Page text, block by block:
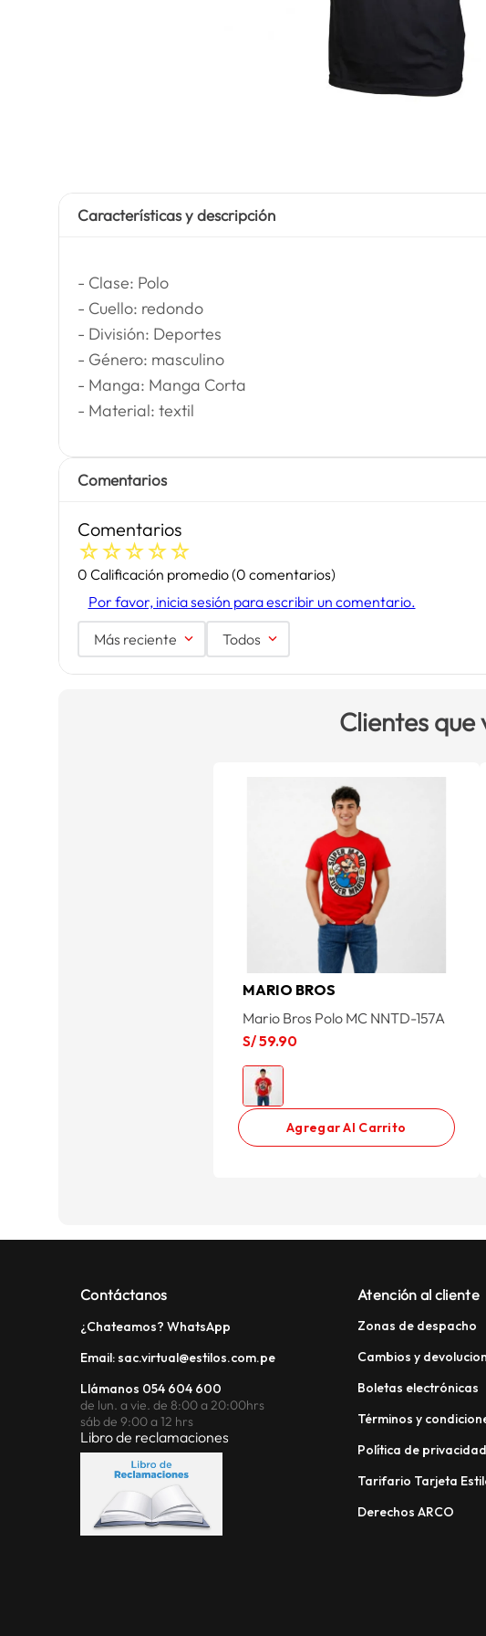
Características y descripción
- Clase: Polo
- Cuello: redondo
- División: Deportes
- Género: masculino
- Manga: Manga Corta
- Material: textil
Comentarios
Comentarios
☆☆☆☆☆
0 Calificación promedio(0 comentarios)
Por favor, inicia sesión para escribir un comentario.
Más reciente Todos
Clientes
MARIO BROS
Mario Bros Polo MC NNTD-157A
S/59.90
Agregar Al Carrito
Contáctanos
¿Chateamos? WhatsApp
Email: sac.virtual@estilos.com.pe
Llámanos 054 604 600
de lun. a vie. de 8:00 a 20:00hrs
sáb de 9:00 a 12 hrs
Libro de reclamaciones
Atención al cliente
Zonas de despacho
Cambios y
Boletas electrónicas
Términos y
Política de
Tarifario Tarjeta
Derechos ARCO